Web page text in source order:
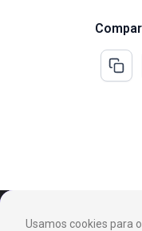
Usamos cookies para